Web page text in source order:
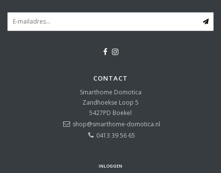
CONTACT
Smarthome Domotica
Zandhoekse Loop 5
5427PD Boekel
shop@smarthome-domotica.nl
0413 39 56 65
INLOGGEN